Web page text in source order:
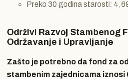
Preko 30 godina starosti:
Održivi Razvoj Stambenog
Održavanje i Upravljanje
Zašto je potrebno da fond za
stambenim zajednicama iznosi